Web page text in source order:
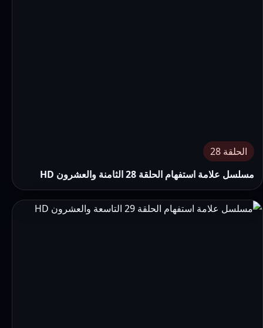
الحلقة 28
مسلسل علامة استفهام الحلقة 28 الثامنة والعشرون HD